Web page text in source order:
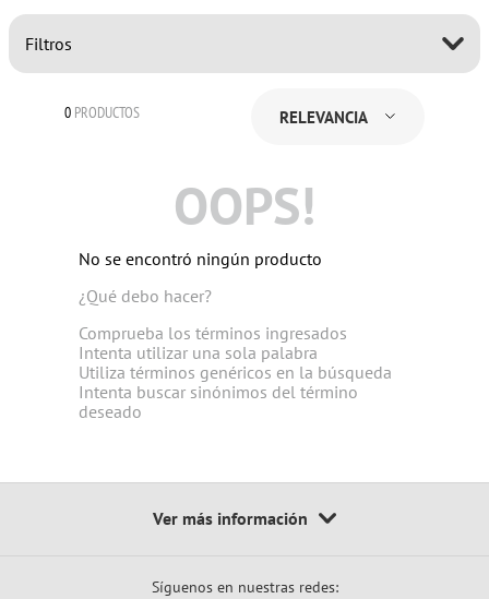
Filtros
0 PRODUCTOS RELEVANCIA
OOPS!
No se encontró ningún producto
¿Qué debo hacer?
Comprueba los términos ingresados
Intenta utilizar una sola palabra
Utiliza términos genéricos en la búsqueda
Intenta buscar sinónimos del término
deseado
Síguenos en nuestras redes: